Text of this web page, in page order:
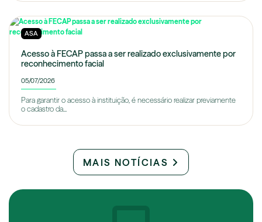
ASA
Acesso à FECAP passa a ser realizado exclusivamente por
reconhecimento facial
05/07/2026
Para garantir o acesso à instituição, é necessário realizar previamente
o cadastro da...
MAIS NOTÍCIAS